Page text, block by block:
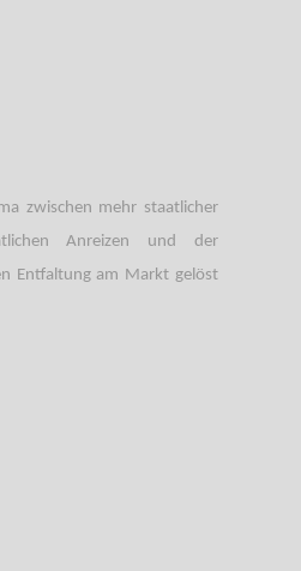
zwischen mehr staatlicher
Anreizen und der
Entfaltung am Markt gelöst